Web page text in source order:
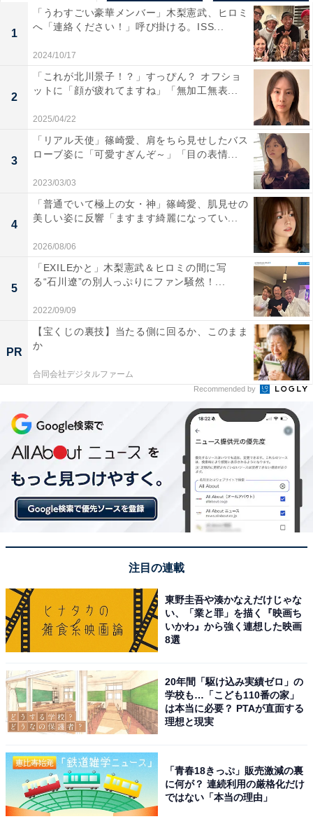
1
「うわすごい豪華メンバー」木梨憲武、ヒロミ
へ「連絡ください！」呼び掛ける。ISS...
2024/10/17
2
「これが北川景子！？」すっぴん？ オフショ
ットに「顔が疲れてますね」「無加工無表...
2025/04/22
3
「リアル天使」篠崎愛、肩をちら見せしたバス
ローブ姿に「可愛すぎんぞ～」「目の表情...
2023/03/03
4
「普通でいて極上の女・神」篠崎愛、肌見せの
美しい姿に反響「ますます綺麗になってい...
2026/08/06
5
「EXILEかと」木梨憲武＆ヒロミの間に写
る“石川遼”の別人っぷりにファン騒然！...
2022/09/09
PR
【宝くじの裏技】当たる側に回るか、このまま
か
合同会社デジタルファーム
Recommended by
注目の連載
東野圭吾や湊かなえだけじゃな
い、「業と罪」を描く『映画ち
いかわ』から強く連想した映画
8選
20年間「駆け込み実績ゼロ」の
学校も…「こども110番の家」
は本当に必要？ PTAが直面する
理想と現実
「青春18きっぷ」販売激減の裏
に何が？ 連続利用の厳格化だけ
ではない「本当の理由」